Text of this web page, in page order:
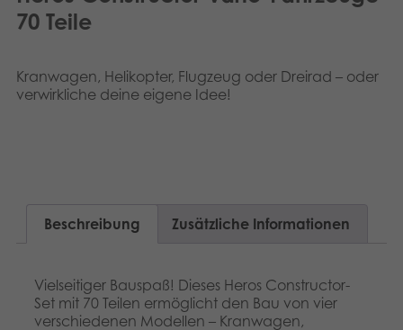
Archivierte Produkte
Digitale Anwendungen
Dansk
Français
70 Teile
Kranwagen, Helikopter, Flugzeug oder Dreirad – oder
verwirkliche deine eigene Idee!
Beschreibung Zusätzliche Informationen
Vielseitiger Bauspaß! Dieses Heros Constructor-
Set mit 70 Teilen ermöglicht den Bau von vier
verschiedenen Modellen – Kranwagen,